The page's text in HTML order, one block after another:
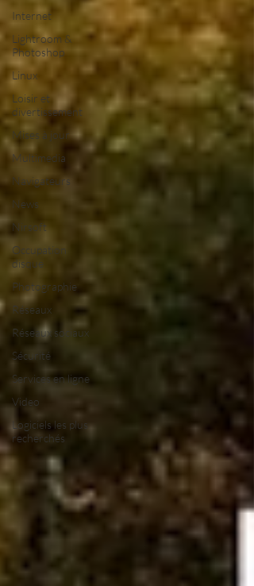
Internet
Lightroom &
Photoshop
Linux
Loisir et
divertissement
Mises à jour
Multimedia
Navigateurs
News
Nirsoft
Occupation
disque
Photographie
Réseaux
Réseaux sociaux
Sécurité
Services en ligne
Video
Logiciels les plus
recherchés